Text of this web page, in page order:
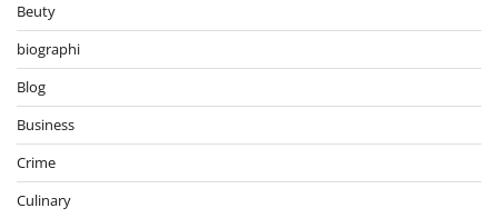
Beuty
biographi
Blog
Business
Crime
Culinary